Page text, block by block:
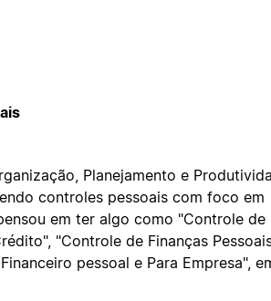
Planejamento e
controles pessoais com foco em
em ter algo como "Controle de
"Controle de Finanças
pessoal e Para Empresa",